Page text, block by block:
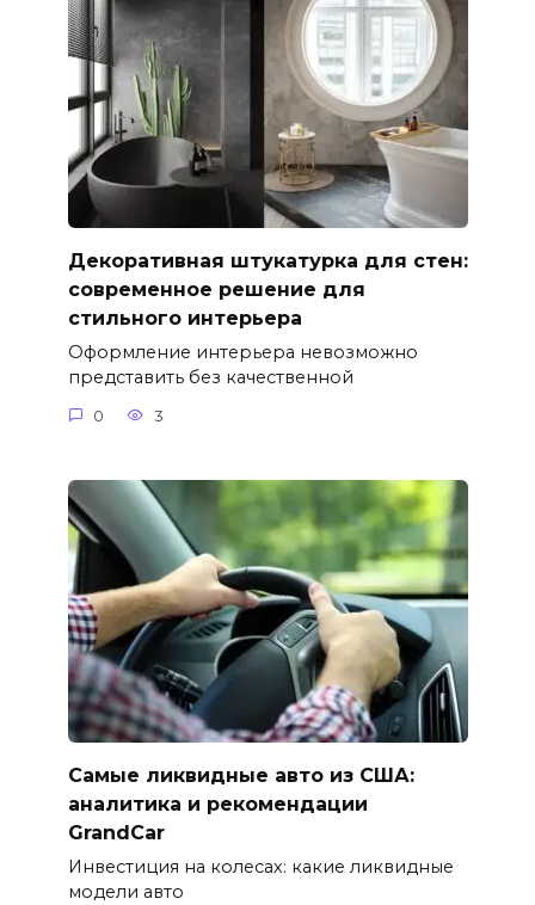
Декоративная штукатурка для стен:
современное решение для
стильного интерьера
Оформление интерьера невозможно
представить без качественной
0 3
Самые ликвидные авто из США:
аналитика и рекомендации
GrandCar
Инвестиция на колесах: какие ликвидные
модели авто